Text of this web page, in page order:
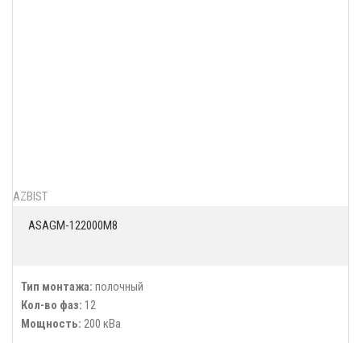
AZBIST
ASAGM-122000M8
Тип монтажа: полочный
Кол-во фаз: 12
Мощность: 200 кВа